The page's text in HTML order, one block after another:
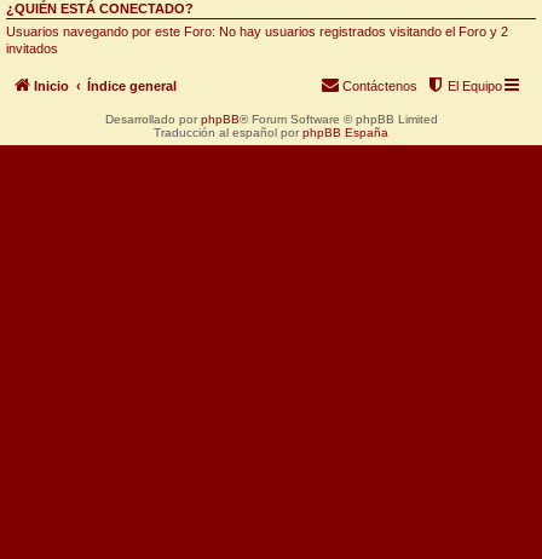
¿QUIÉN ESTÁ CONECTADO?
Usuarios navegando por este Foro: No hay usuarios registrados visitando el Foro y 2
invitados
Inicio Índice general El Equipo
Contáctenos
Desarrollado por phpBB® Forum Software © phpBB Limited
Traducción al español por phpBB España